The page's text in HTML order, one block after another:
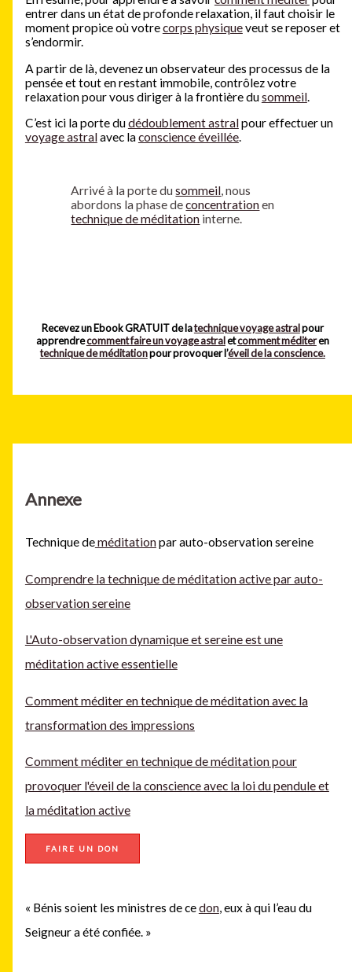
Annexe
Technique deméditationpar auto-observation sereine
Comprendre la technique de méditation active par auto-
observation sereine
L'Auto-observation dynamique et sereine est une
méditation active essentielle
Comment méditer en technique de méditation avec la
transformation des impressions
Comment méditer en technique de méditation pour
provoquer l'éveil de la conscience avec la loi du pendule et
la méditation active
FAIRE UN DON
« Bénis soient les ministres de cedon, eux à qui l’eau du
Seigneur a été confiée. »
entrer dans un état de profonde relaxation, il faut choisir le
moment propice où votrecorps physiqueveut se reposer et
s’endormir.
A partir de là, devenez un observateur des processus de la
pensée et tout en restant immobile, contrôlez votre
relaxation pour vous diriger à la frontière dusommeil.
C’est ici la porte dudédoublement astralpour effectuer un
voyage astralavec laconscience éveillée.
Arrivé à la porte dusommeil, nous
abordons la phase deconcentrationen
technique de méditation interne.
Recevez un Ebook GRATUIT de latechnique voyage astralpour
apprendrecomment faire un voyage astraletcomment méditeren
technique de méditationpour provoquer l’éveil de la conscience.